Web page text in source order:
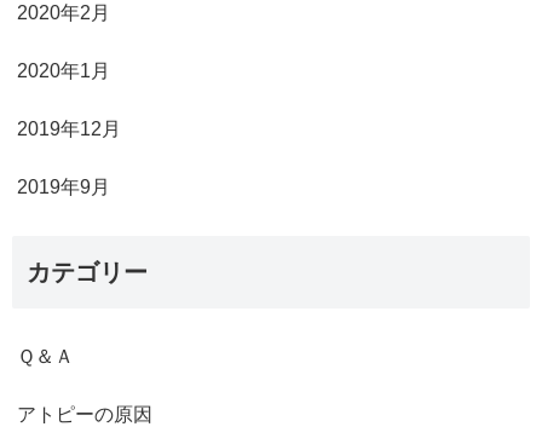
2020年2月
2020年1月
2019年12月
2019年9月
カテゴリー
Ｑ＆Ａ
アトピーの原因